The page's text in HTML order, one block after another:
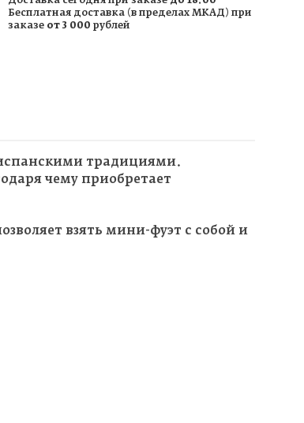
Бесплатная доставка (в пределах МКАД) при
заказе от 3 000 рублей
традициями.
чему приобретает
взять мини-фуэт с собой и